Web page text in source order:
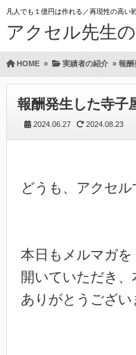
凡人でも１億円は作れる／再現性の高い
アクセル先生
HOME» 実績者の紹介» 報酬
報酬発生した寺子
2024.06.27 2024.08.23
どうも、アクセル
本日もメルマガを
開いていただき、
ありがとうござい